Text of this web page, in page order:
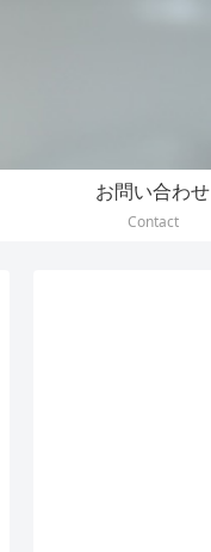
お問い合わせ
Contact